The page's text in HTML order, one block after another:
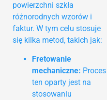
powierzchni szkła
różnorodnych wzorów i
faktur. W tym celu stosuje
się kilka metod, takich jak:
Fretowanie
mechaniczne: Proces
ten oparty jest na
stosowaniu